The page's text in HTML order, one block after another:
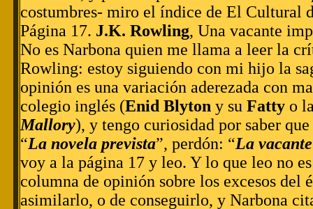
costumbres- miro el índice de El Cultural
Página 17. J.K. Rowling, Una vacante
No es Narbona quien me llama a leer la
Rowling: estoy siguiendo con mi hijo la
opinión es una variación aderezada con
colegio inglés (Enid Blytony su Fattyo
Mallory), y tengo curiosidad por saber
“La novela prevista”, perdón: “La
voy a la página 17 y leo. Y lo que leo no
columna de opinión sobre los excesos
asimilarlo, o de conseguirlo, y Narbona